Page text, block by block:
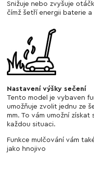
Snižuje nebo zvyšuje
čímž šetří energii baterie
Nastavení výšky sečení
Tento model je vybaven
umožňuje zvolit jednu ze
mm. To vám umožní
každou situaci.
Funkce mulčování vám
jako hnojivo